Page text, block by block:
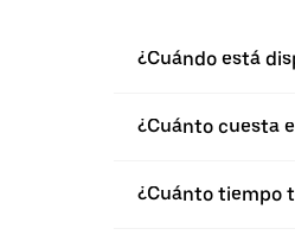
¿Cuándo está
¿Cuánto cuesta
¿Cuánto tiempo